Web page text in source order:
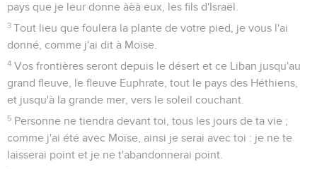
pays que je leur donne àèà eux, les fils d'Israël.
3 Tout lieu que foulera la plante de votre pied, je vous l'ai
donné, comme j'ai dit à Moïse.
4 Vos frontières seront depuis le désert et ce Liban jusqu'au
grand fleuve, le fleuve Euphrate, tout le pays des Héthiens,
et jusqu'à la grande mer, vers le soleil couchant.
5 Personne ne tiendra devant toi, tous les jours de ta vie ;
comme j'ai été avec Moïse, ainsi je serai avec toi : je ne te
laisserai point et je ne t'abandonnerai point.